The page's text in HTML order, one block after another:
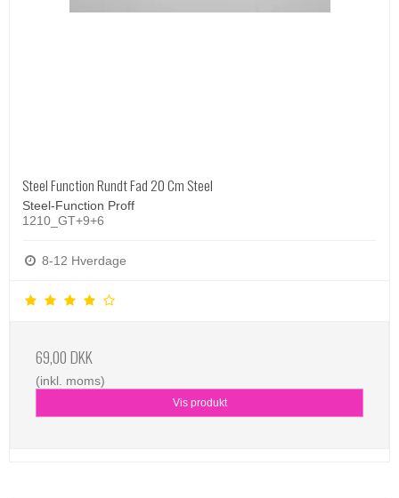
Steel Function Rundt Fad 20 Cm Steel
Steel-Function Proff
1210_GT+9+6
8-12 Hverdage
69,00 DKK
(inkl. moms)
Vis produkt